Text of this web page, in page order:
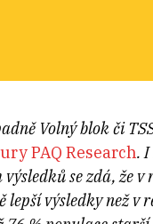
Volný blok či
PAQ Research. I
se zdá, že
výsledky než